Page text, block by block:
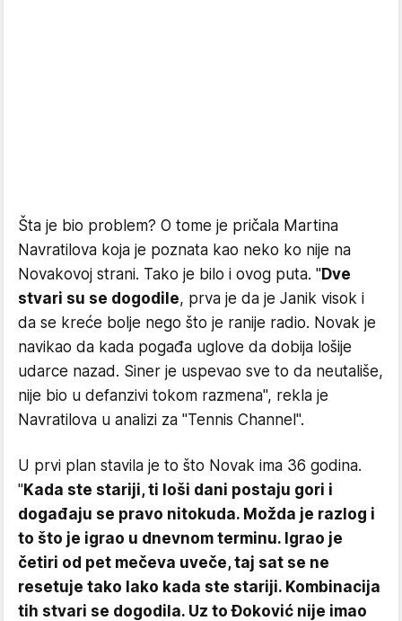
Šta je bio problem? O tome je pričala Martina
Navratilova koja je poznata kao neko ko nije na
Novakovoj strani. Tako je bilo i ovog puta. "Dve
stvari su se dogodile, prva je da je Janik visok i
da se kreće bolje nego što je ranije radio. Novak je
navikao da kada pogađa uglove da dobija lošije
udarce nazad. Siner je uspevao sve to da neutališe,
nije bio u defanzivi tokom razmena", rekla je
Navratilova u analizi za "Tennis Channel".
U prvi plan stavila je to što Novak ima 36 godina.
"Kada ste stariji, ti loši dani postaju gori i
događaju se pravo nitokuda. Možda je razlog i
to što je igrao u dnevnom terminu. Igrao je
četiri od pet mečeva uveče, taj sat se ne
resetuje tako lako kada ste stariji. Kombinacija
tih stvari se dogodila. Uz to Đoković nije imao